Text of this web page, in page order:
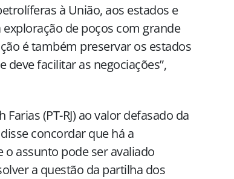
à União, aos estados e
de poços com grande
é também preservar os estados
facilitar as negociações”,
(PT-RJ) ao valor defasado da
concordar que há a
o assunto pode ser avaliado
a questão da partilha dos